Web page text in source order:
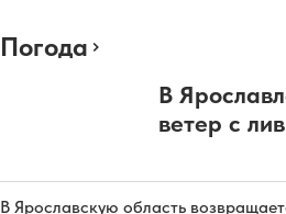
Погода
В
ветер с
В Ярославскую область